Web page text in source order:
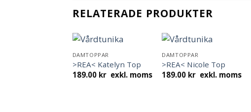
RELATERADE PRODUKTER
DAMTOPPAR
>REA< Katelyn Top
189.00 krexkl. moms
DAMTOPPAR
>REA< Nicole Top
189.00 kr exkl. moms